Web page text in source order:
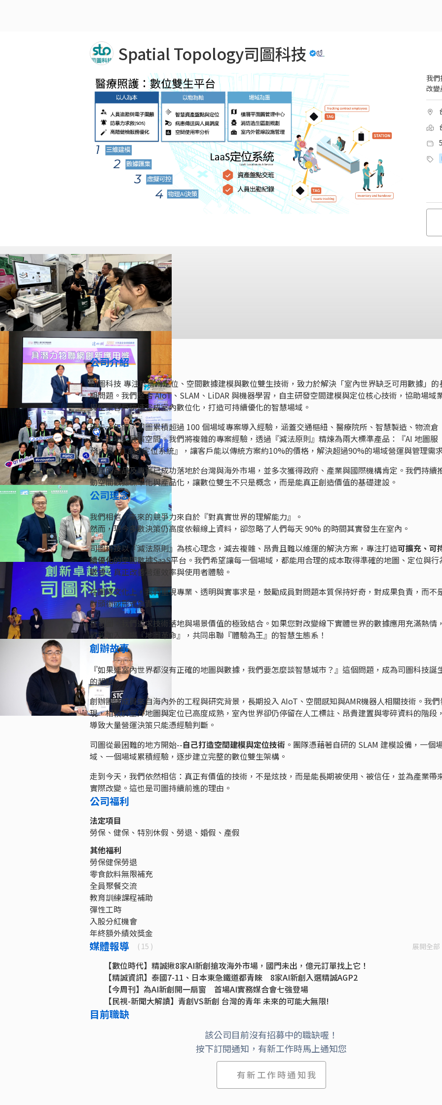
Spatial Topology司圖科技
我們
改變
公司介紹
司圖科技 專注於室內定位、空間數據建模與數位雙生技術，致力於解決「室內世界缺乏可用數據」的
期問題。我們整合 AIoT、SLAM、LiDAR 與機器學習，自主研發空間建模與定位核心技術，協助場域
與企業客戶快速完成室內數位化，打造可持續優化的智慧場域。
過去十年間，司圖累積超過 100 個場域專案導入經驗，涵蓋交通樞紐、醫療院所、智慧製造、物流倉
儲、商場與展演空間。我們將複雜的專案經驗，透過『減法原則』精煉為兩大標準產品：『AI 地圖服
務』與 『LaaS 定位系統』，讓客戶能以傳統方案約10%的價格，解決超過90%的場域營運與管理需
司圖的產品及專案已成功落地於台灣與海外市場，並多次獲得政府、產業與國際機構肯定。我們持續
動空間數據標準化與產品化，讓數位雙生不只是概念，而是能真正創造價值的基礎建設。
公司理念
我們相信，未來的競爭力來自於『對真實世界的理解能力』。
然而，現今多數決策仍高度依賴線上資料，卻忽略了人們每天 90% 的時間其實發生在室內。
司圖科技以『減法原則』為核心理念，減去複雜、昂貴且難以維運的解決方案，專注打造可擴充、可
續優化的空間數據SaaS平台。我們希望讓每一個場域，都能用合理的成本取得準確的地圖、定位與行
數據，真正改善營運效率與使用者體驗。
在團隊文化上，我們重視專業、透明與實事求是，鼓勵成員對問題本質保持好奇，對成果負責，而不
對頭銜或形式負責。
在司圖，我們追求技術落地與場景價值的極致結合。如果您對改變線下實體世界的數據應用充滿熱情，
歡迎加入這場『地圖革命』，共同串聯『體驗為王』的智慧生態系！
創辦故事
『如果連室內世界都沒有正確的地圖與數據，我們要怎麼談智慧城市？』這個問題，成為司圖科技誕
的起點。
創辦團隊成員來自海內外的工程與研究背景，長期投入 AIoT、空間感知與AMR機器人相關技術。我
現，相較於室外地圖與定位已高度成熟，室內世界卻仍停留在人工標註、昂貴建置與零碎資料的階段，
導致大量營運決策只能憑經驗判斷。
司圖從最困難的地方開始--自己打造空間建模與定位技術 。團隊憑藉著自研的 SLAM 建模設備，一個
域、一個場域累積經驗，逐步建立完整的數位雙生架構。
走到今天，我們依然相信：真正有價值的技術，不是炫技，而是能長期被使用、被信任，並為產業帶
實際改變。這也是司圖持續前進的理由。
公司福利
法定項目
勞保、健保、特別休假、勞退、婚假、產假
其他福利
勞保健保勞退
零食飲料無限補充
全員聚餐交流
教育訓練課程補助
彈性工時
入股分紅機會
年終額外績效獎金
媒體報導 ( 15 ) 展開全部
【數位時代】精誠揪8家AI新創搶攻海外市場，國門未出，億元訂單找上它！
【精誠資訊】泰國7-11、日本東急鐵道都青睞 8家AI新創入選精誠AGP2
【今周刊】為AI新創開一扇窗 首場AI實務媒合會七強登場
【民視-新聞大解讀】青創VS新創 台灣的青年 未來的可能大無限!
【DIGITIMES】司圖科技創立3年站穩腳跟 以精準室內定位延伸業務觸角
【CTimes】Maker轉化Start Up 司圖：先思考合適商業模式
【DIGITIMES】效率之外 城市安全成智慧城市重點
目前職缺
該公司目前沒有招募中的職缺喔！
按下訂閱通知，有新工作時馬上通知您
有新工作時通知我